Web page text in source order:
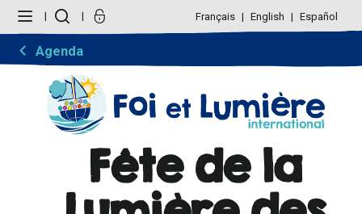
contenu.
navigation
personnels
Français English Español
Agenda
Fête de la